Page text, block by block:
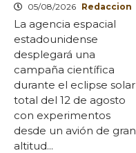
05/08/2026 Redaccion
La agencia espacial
estadounidense
desplegará una
campaña científica
durante el eclipse solar
total del 12 de agosto
con experimentos
desde un avión de gran
altitud...